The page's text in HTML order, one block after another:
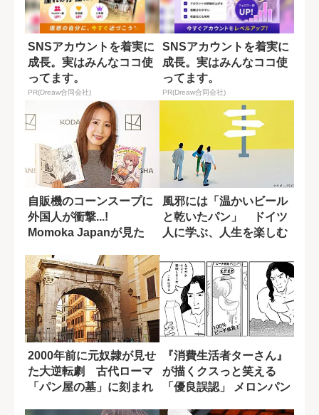
SNSアカウントを着実に
成長。実はみんなココ使
ってます。
PR(Dreaw合同会社)
SNSアカウントを着実に
成長。実はみんなココ使
ってます。
PR(Dreaw合同会社)
自販機のコーンスープに
外国人が衝撃...!
Momoka Japanが見た
風邪には「温かいビール
と乾いたパン」 ドイツ
人に学ぶ、人生を楽しむ
2000年前に元奴隷が見せ
た大逆転劇 古代ローマ
「パン屋の墓」に刻まれ
『消費生活者ターさん』
が描くクスっと笑える
「優良誤認」 メロンパン